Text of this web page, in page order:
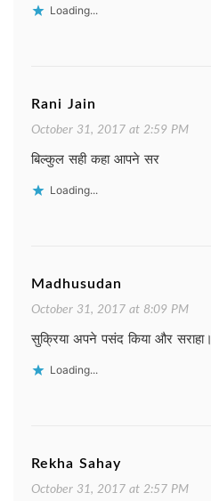
Loading...
Rani Jain
October 31, 2017 at 2:59 PM
बिल्कुल सही कहा आपने सर
Loading...
Madhusudan
October 31, 2017 at 8:09 PM
सुक्रिया अपने पसंद किया और सराहा।
Loading...
Rekha Sahay
October 31, 2017 at 2:57 PM